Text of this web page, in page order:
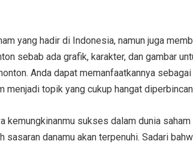
yang hadir di Indonesia, namun juga
sebab ada grafik, karakter, dan gambar
Anda dapat memanfaatkannya
topik yang cukup hangat
kemungkinanmu sukses dalam dunia
danamu akan terpenuhi. Sadari